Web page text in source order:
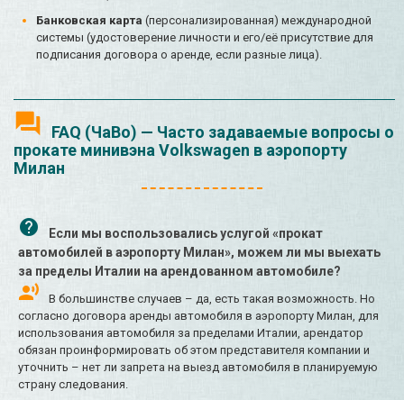
Банковская карта (персонализированная) международной
системы (удостоверение личности и его/её присутствие для
подписания договора о аренде, если разные лица).
FAQ (ЧаВо) — Часто задаваемые вопросы о
прокате минивэна Volkswagen в аэропорту
Милан
Если мы воспользовались услугой «прокат
автомобилей в аэропорту Милан», можем ли мы выехать
за пределы Италии на арендованном автомобиле?
В большинстве случаев – да, есть такая возможность. Но
согласно договора аренды автомобиля в аэропорту Милан, для
использования автомобиля за пределами Италии, арендатор
обязан проинформировать об этом представителя компании и
уточнить – нет ли запрета на выезд автомобиля в планируемую
страну следования.